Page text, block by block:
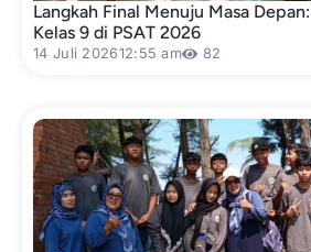
Langkah Final Menuju Masa
Kelas 9 di PSAT 2026
14 Juli 202612:55 am 82